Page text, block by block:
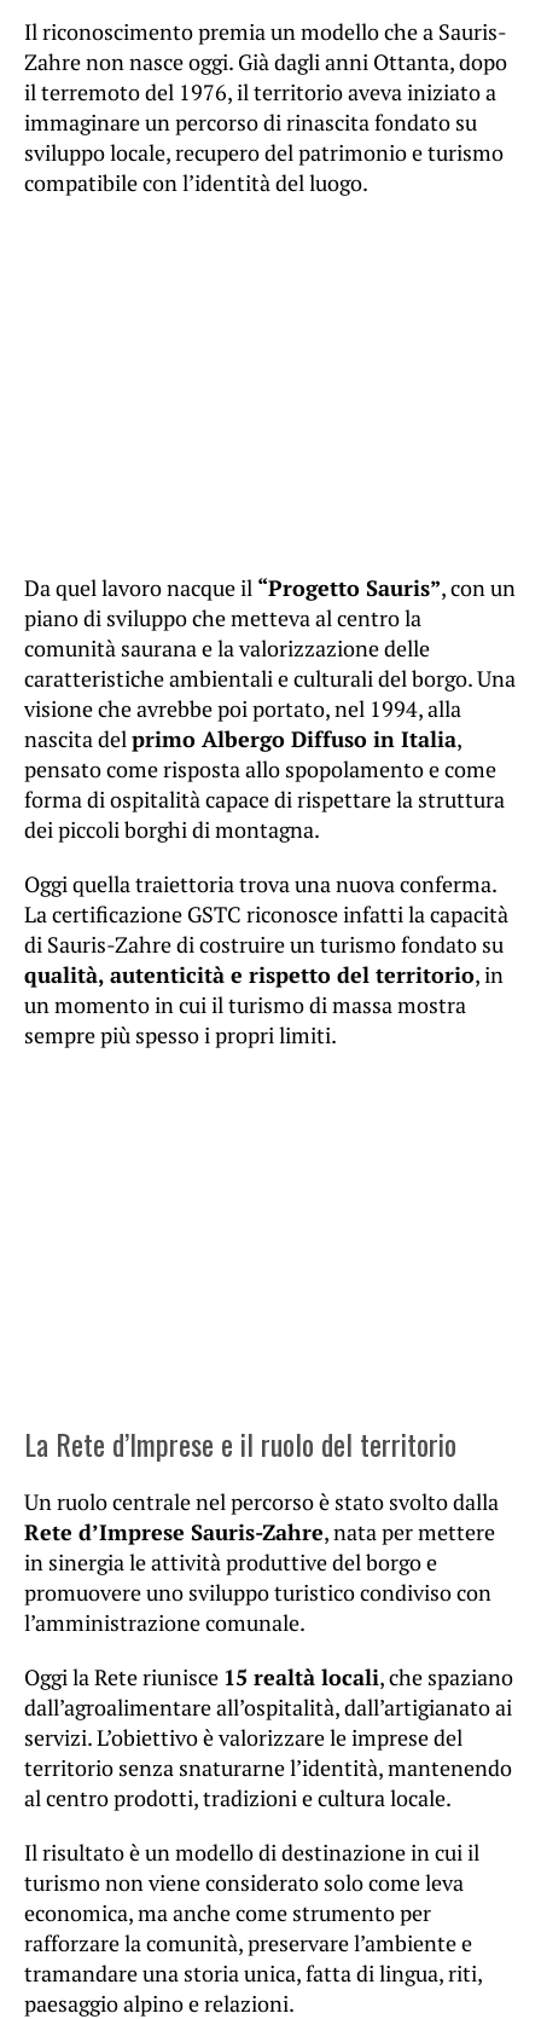
Il riconoscimento premia un modello che a Sauris-
Zahre non nasce oggi. Già dagli anni Ottanta, dopo
il terremoto del 1976, il territorio aveva iniziato a
immaginare un percorso di rinascita fondato su
sviluppo locale, recupero del patrimonio e turismo
compatibile con l’identità del luogo.
Da quel lavoro nacque il “Progetto Sauris”, con un
piano di sviluppo che metteva al centro la
comunità saurana e la valorizzazione delle
caratteristiche ambientali e culturali del borgo. Una
visione che avrebbe poi portato, nel 1994, alla
nascita del primo Albergo Diffuso in Italia,
pensato come risposta allo spopolamento e come
forma di ospitalità capace di rispettare la struttura
dei piccoli borghi di montagna.
Oggi quella traiettoria trova una nuova conferma.
La certificazione GSTC riconosce infatti la capacità
di Sauris-Zahre di costruire un turismo fondato su
qualità, autenticità e rispetto del territorio, in
un momento in cui il turismo di massa mostra
sempre più spesso i propri limiti.
La Rete d’Imprese e il ruolo del territorio
Un ruolo centrale nel percorso è stato svolto dalla
Rete d’Imprese Sauris-Zahre, nata per mettere
in sinergia le attività produttive del borgo e
promuovere uno sviluppo turistico condiviso con
l’amministrazione comunale.
Oggi la Rete riunisce 15 realtà locali, che spaziano
dall’agroalimentare all’ospitalità, dall’artigianato ai
servizi. L’obiettivo è valorizzare le imprese del
territorio senza snaturarne l’identità, mantenendo
al centro prodotti, tradizioni e cultura locale.
Il risultato è un modello di destinazione in cui il
turismo non viene considerato solo come leva
economica, ma anche come strumento per
rafforzare la comunità, preservare l’ambiente e
tramandare una storia unica, fatta di lingua, riti,
paesaggio alpino e relazioni.